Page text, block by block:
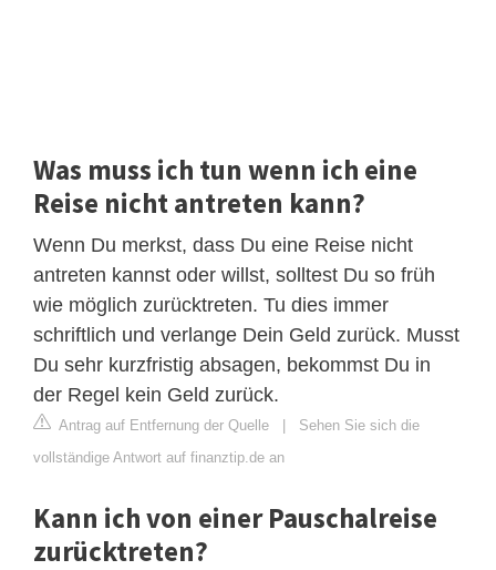
Was muss ich tun wenn ich eine
Reise nicht antreten kann?
Wenn Du merkst, dass Du eine Reise nicht
antreten kannst oder willst, solltest Du so früh
wie möglich zurücktreten. Tu dies immer
schriftlich und verlange Dein Geld zurück. Musst
Du sehr kurzfristig absagen, bekommst Du in
der Regel kein Geld zurück.
Antrag auf Entfernung der Quelle | Sehen Sie sich die
vollständige Antwort auf finanztip.de an
Kann ich von einer Pauschalreise
zurücktreten?